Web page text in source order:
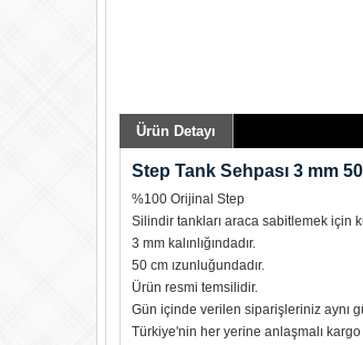
Ürün Detayı
Step Tank Sehpası 3 mm
%100 Orijinal Step
Silindir tankları araca sabitlemek için
3 mm kalınlığındadır.
50 cm ızunluğundadır.
Ürün resmi temsilidir.
Gün içinde verilen siparişleriniz aynı
Türkiye'nin her yerine anlaşmalı kargo